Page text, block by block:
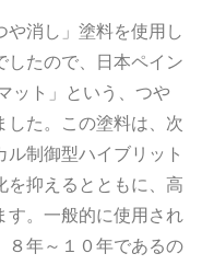
や消し」塗料を使用し
したので、日本ペイン
ット」という、つや
した。この塗料は、次
制御型ハイブリット
を抑えるとともに、高
す。一般的に使用され
８年～１０年であるの